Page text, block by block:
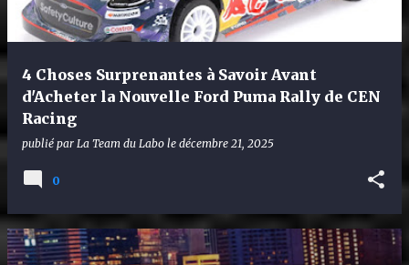
4 Choses Surprenantes à Savoir Avant
d'Acheter la Nouvelle Ford Puma Rally de CEN
Racing
publié par La Team du Labo le décembre 21, 2025
0